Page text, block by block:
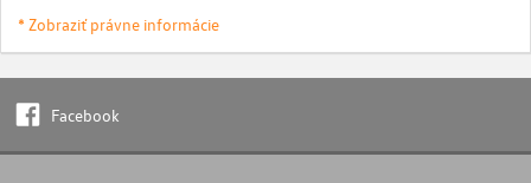
* Zobraziť právne informácie
Facebook